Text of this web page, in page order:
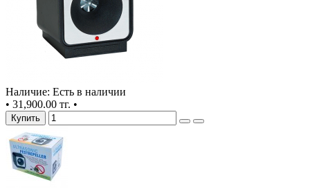
Наличие: Есть в наличии
• 31,900.00 тг. •
Купить